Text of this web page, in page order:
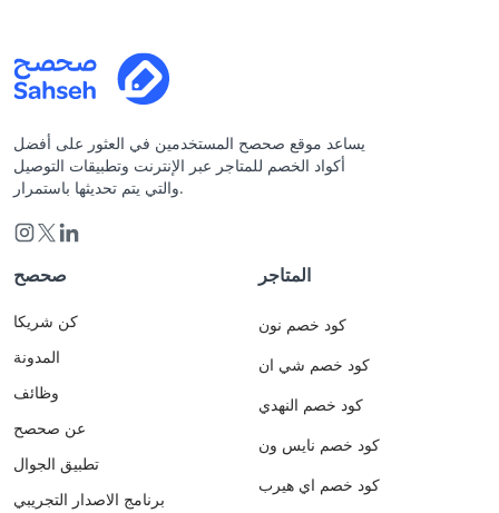
يساعد موقع صحصح المستخدمين في العثور على أفضل
أكواد الخصم للمتاجر عبر الإنترنت وتطبيقات التوصيل
والتي يتم تحديثها باستمرار.
صحصح
كن شريكا
المدونة
وظائف
عن صحصح
تطبيق الجوال
برنامج الاصدار التجريبي
المتاجر
كود خصم نون
كود خصم شي ان
كود خصم النهدي
كود خصم نايس ون
كود خصم اي هيرب